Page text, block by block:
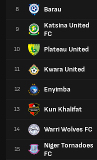
8 Barau
9
Katsina United
FC
10 Plateau United
11 Kwara United
12 Enyimba
13 Kun Khalifat
14 Warri Wolves FC
15
Niger Tornadoes
FC